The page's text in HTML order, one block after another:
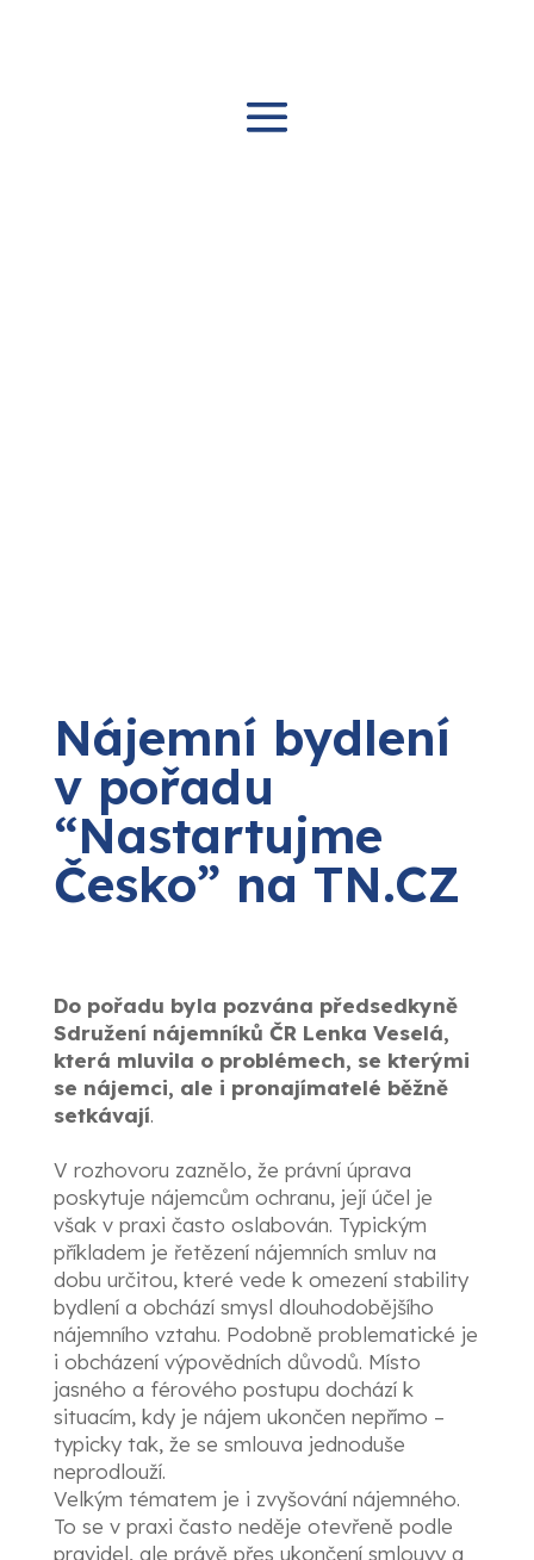
Nájemní bydlení
v pořadu
“Nastartujme
Česko” na TN.CZ
Do pořadu byla pozvána předsedkyně
Sdružení nájemníků ČR Lenka Veselá,
která mluvila o problémech, se kterými
se nájemci, ale i pronajímatelé běžně
setkávají.
V rozhovoru zaznělo, že právní úprava
poskytuje nájemcům ochranu, její účel je
však v praxi často oslabován. Typickým
příkladem je řetězení nájemních smluv na
dobu určitou, které vede k omezení stability
bydlení a obchází smysl dlouhodobějšího
nájemního vztahu. Podobně problematické je
i obcházení výpovědních důvodů. Místo
jasného a férového postupu dochází k
situacím, kdy je nájem ukončen nepřímo –
typicky tak, že se smlouva jednoduše
neprodlouží.
Velkým tématem je i zvyšování nájemného.
To se v praxi často neděje otevřeně podle
pravidel, ale právě přes ukončení smlouvy a